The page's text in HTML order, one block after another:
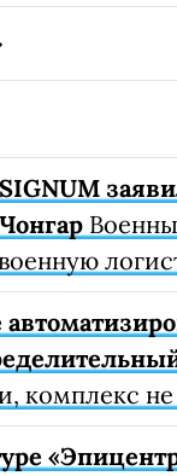
комплекс